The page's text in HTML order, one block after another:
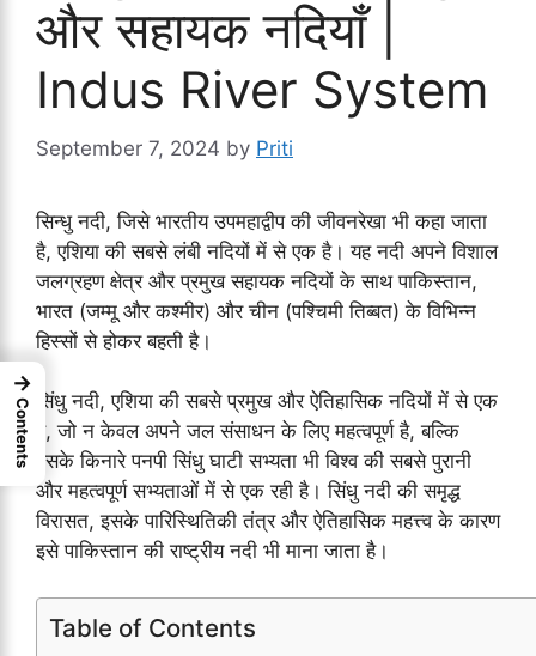
और सहायक नदियाँ |
Indus River System
September 7, 2024 by Priti
सिन्धु नदी, जिसे भारतीय उपमहाद्वीप की जीवनरेखा भी कहा जाता
है, एशिया की सबसे लंबी नदियों में से एक है। यह नदी अपने विशाल
जलग्रहण क्षेत्र और प्रमुख सहायक नदियों के साथ पाकिस्तान,
भारत (जम्मू और कश्मीर) और चीन (पश्चिमी तिब्बत) के विभिन्न
हिस्सों से होकर बहती है।
सिंधु नदी, एशिया की सबसे प्रमुख और ऐतिहासिक नदियों में से एक
है, जो न केवल अपने जल संसाधन के लिए महत्वपूर्ण है, बल्कि
इसके किनारे पनपी सिंधु घाटी सभ्यता भी विश्व की सबसे पुरानी
और महत्वपूर्ण सभ्यताओं में से एक रही है। सिंधु नदी की समृद्ध
विरासत, इसके पारिस्थितिकी तंत्र और ऐतिहासिक महत्त्व के कारण
इसे पाकिस्तान की राष्ट्रीय नदी भी माना जाता है।
Table of Contents
→
Contents